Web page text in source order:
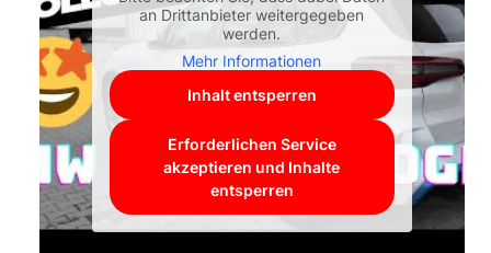
an Drittanbieter weitergegeben
werden.
Mehr Informationen
Inhalt entsperren
Erforderlichen Service
akzeptieren und Inhalte
entsperren